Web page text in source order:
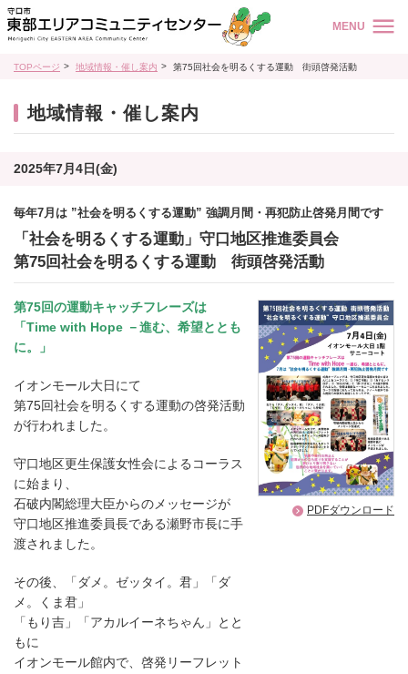
MENU
TOPページ 地域情報・催し案内 第75回社会を明るくする運動 街頭啓発活動
地域情報・催し案内
2025年7月4日(金)
毎年7月は ”社会を明るくする運動” 強調月間・再犯防止啓発月間です
「社会を明るくする運動」守口地区推進委員会
第75回社会を明るくする運動 街頭啓発活動
第75回の運動キャッチフレーズは
「Time with Hope －進む、希望ととも
に。」
イオンモール大日にて
第75回社会を明るくする運動の啓発活動
が行われました。
守口地区更生保護女性会によるコーラス
に始まり、
石破内閣総理大臣からのメッセージが
守口地区推進委員長である瀬野市長に手
渡されました。
その後、「ダメ。ゼッタイ。君」「ダ
メ。くま君」
「もり吉」「アカルイーネちゃん」とと
もに
イオンモール館内で、啓発リーフレット
PDFダウンロード